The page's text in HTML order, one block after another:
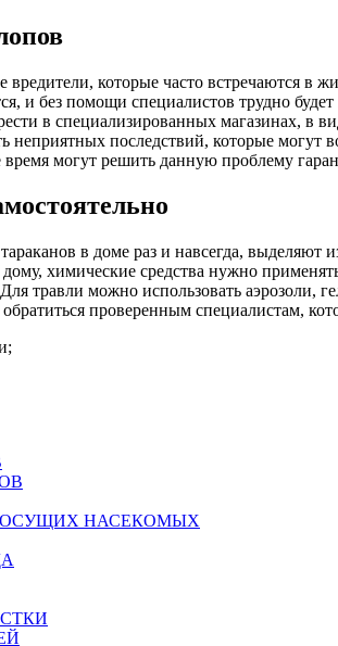
которые часто встречаются в
и без помощи специалистов трудно
в специализированных магазинах, в
неприятных последствий, которые
время могут решить данную проблему
в доме раз и навсегда,
дому, химические средства нужно
травли можно использовать аэрозоли,
проверенным специалистам,
НАСЕКОМЫХ